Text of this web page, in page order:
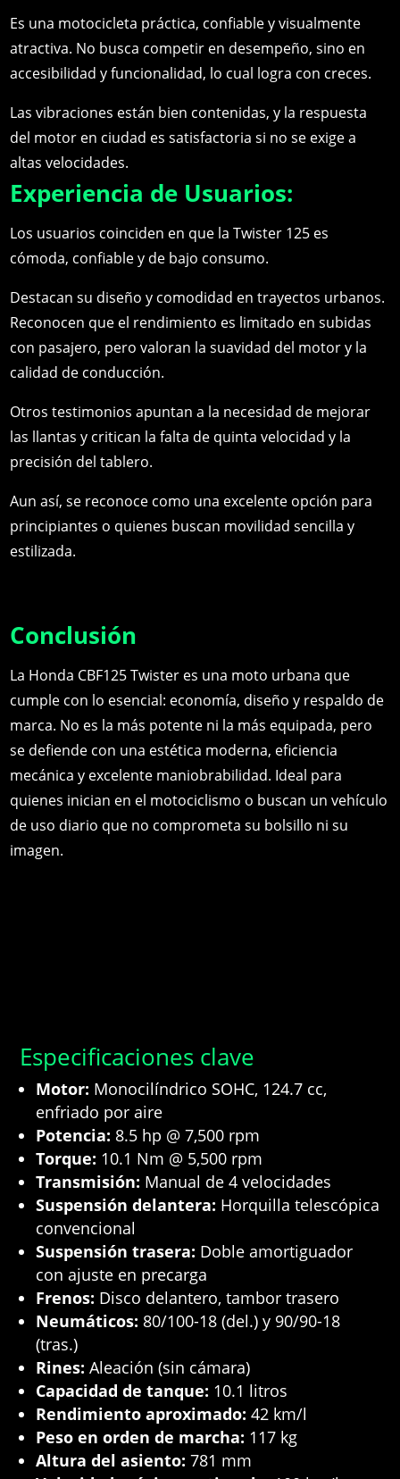
Es una motocicleta práctica, confiable y visualmente
atractiva. No busca competir en desempeño, sino en
accesibilidad y funcionalidad, lo cual logra con creces.
Las vibraciones están bien contenidas, y la respuesta
del motor en ciudad es satisfactoria si no se exige a
altas velocidades.
Experiencia de Usuarios:
Los usuarios coinciden en que la Twister 125 es
cómoda, confiable y de bajo consumo.
Destacan su diseño y comodidad en trayectos urbanos.
Reconocen que el rendimiento es limitado en subidas
con pasajero, pero valoran la suavidad del motor y la
calidad de conducción.
Otros testimonios apuntan a la necesidad de mejorar
las llantas y critican la falta de quinta velocidad y la
precisión del tablero.
Aun así, se reconoce como una excelente opción para
principiantes o quienes buscan movilidad sencilla y
estilizada.
Conclusión
La Honda CBF125 Twister es una moto urbana que
cumple con lo esencial: economía, diseño y respaldo de
marca. No es la más potente ni la más equipada, pero
se defiende con una estética moderna, eficiencia
mecánica y excelente maniobrabilidad. Ideal para
quienes inician en el motociclismo o buscan un vehículo
de uso diario que no comprometa su bolsillo ni su
imagen.
Especificaciones clave
Motor: Monocilíndrico SOHC, 124.7 cc,
enfriado por aire
Potencia: 8.5 hp @ 7,500 rpm
Torque: 10.1 Nm @ 5,500 rpm
Transmisión: Manual de 4 velocidades
Suspensión delantera: Horquilla telescópica
convencional
Suspensión trasera: Doble amortiguador
con ajuste en precarga
Frenos: Disco delantero, tambor trasero
Neumáticos: 80/100-18 (del.) y 90/90-18
(tras.)
Rines: Aleación (sin cámara)
Capacidad de tanque: 10.1 litros
Rendimiento aproximado: 42 km/l
Peso en orden de marcha: 117 kg
Altura del asiento: 781 mm